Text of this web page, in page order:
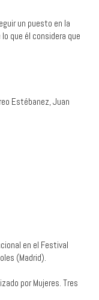
un puesto en la
que él considera que
Estébanez, Juan
en el Festival
(Madrid).
por Mujeres. Tres